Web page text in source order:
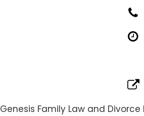
Genesis Family Law and